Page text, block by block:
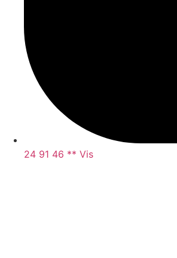
24 91 46 ** Vis